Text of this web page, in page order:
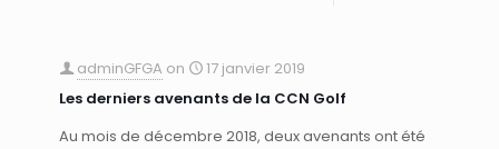
adminGFGA on
17 janvier 2019
Les derniers avenants de la CCN Golf
Au mois de décembre 2018, deux avenants ont été